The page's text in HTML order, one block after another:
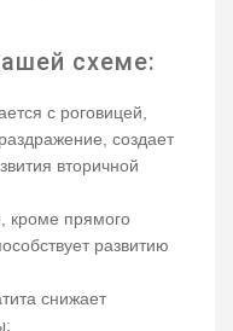
схеме:
с роговицей,
создает
вторичной
кроме прямого
развитию
снижает